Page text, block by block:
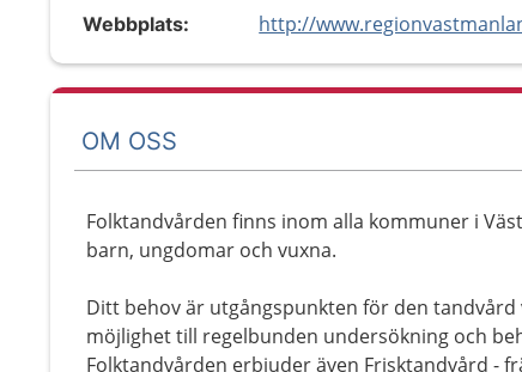
Webbplats:
OM OSS
Folktandvården finns inom alla kommuner i
barn, ungdomar och vuxna.
Ditt behov är utgångspunkten för den
möjlighet till regelbunden undersökning och
Folktandvården erbjuder även Frisktandvård -